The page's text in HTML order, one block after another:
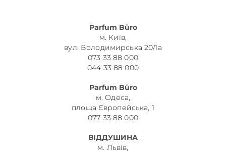
Parfum Büro
м. Київ,
вул. Володимирська 20/1а
073 33 88 000
044 33 88 000
Parfum Büro
м. Одеса,
площа Європейська, 1
077 33 88 000
ВІДДУШИНА
м. Львів,